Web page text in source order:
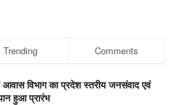
Trending Comments
आवास विभाग का प्रदेश स्तरीय जनसंवाद एवं
हुआ प्रारंभ